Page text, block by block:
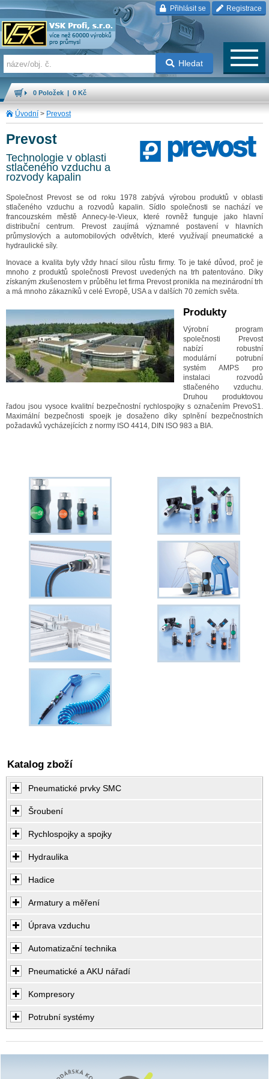
Přihlásit se Registrace
Hledat
0 Položek | 0 Kč
Úvodní > Prevost
Prevost
Technologie v oblasti
stlačeného vzduchu a
rozvody kapalin
Společnost Prevost se od roku 1978 zabývá výrobou produktů v oblasti
stlačeného vzduchu a rozvodů kapalin. Sídlo společnosti se nachází ve
francouzském městě Annecy-le-Vieux, které rovněž funguje jako hlavní
distribuční centrum. Prevost zaujímá významné postavení v hlavních
průmyslových a automobilových odvětvích, které využívají pneumatické a
hydraulické síly.
Inovace a kvalita byly vždy hnací silou růstu firmy. To je také důvod, proč je
mnoho z produktů společnosti Prevost uvedených na trh patentováno. Díky
získaným zkušenostem v průběhu let firma Prevost pronikla na mezinárodní trh
a má mnoho zákazníků v celé Evropě, USA a v dalších 70 zemích světa.
Produkty
Výrobní program
společnosti Prevost
nabízí robustní
modulární potrubní
systém AMPS pro
instalaci rozvodů
stlačeného vzduchu.
Druhou produktovou
řadou jsou vysoce kvalitní bezpečnostní rychlospojky s označením PrevoS1.
Maximální bezpečnosti spoejk je dosaženo díky splnění bezpečnostních
požadavků vycházejících z normy ISO 4414, DIN ISO 983 a BIA.
Katalog zboží
Pneumatické prvky SMC
Šroubení
Rychlospojky a spojky
Hydraulika
Hadice
Armatury a měření
Úprava vzduchu
Automatizační technika
Pneumatické a AKU nářadí
Kompresory
Potrubní systémy